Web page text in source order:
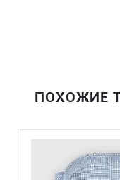
ПОХОЖИЕ